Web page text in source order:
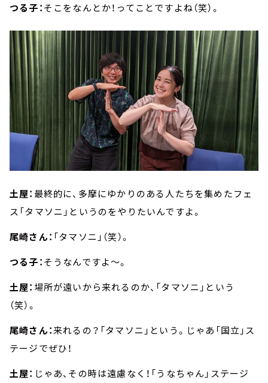
つる子：そこをなんとか！ってことですよね（笑）。
土屋： 最終的に、多摩にゆかりのある人たちを集めたフェ
ス「タマソニ」というのをやりたいんですよ。
尾崎さん： 「タマソニ」（笑）。
つる子：そうなんですよ～。
土屋： 場所が遠いから来れるのか、「タマソニ」という
（笑）。
尾崎さん：来れるの？「タマソニ」という。じゃあ「国立」ス
テージでぜひ！
土屋： じゃあ、その時は遠慮なく！「うなちゃん」ステージ